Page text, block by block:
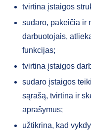
tvirtina įstaigos
sudaro, pakeičia ir
darbuotojais,
funkcijas;
tvirtina įstaigos
sudaro įstaigos
sąrašą, tvirtina ir
aprašymus;
užtikrina, kad